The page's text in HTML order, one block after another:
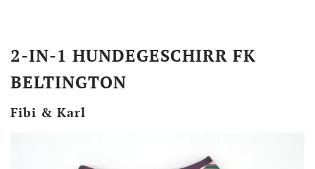
2-IN-1 HUNDEGESCHIRR FK
BELTINGTON
Fibi & Karl